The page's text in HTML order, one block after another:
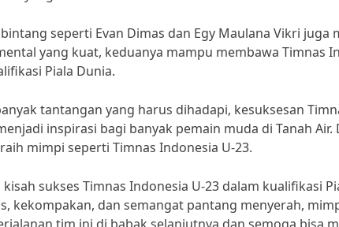
seperti Evan Dimas dan Egy Maulana Vikri juga
yang kuat, keduanya mampu membawa Timnas
Piala Dunia.
tantangan yang harus dihadapi, kesuksesan
inspirasi bagi banyak pemain muda di Tanah
mimpi seperti Timnas Indonesia U-23.
sukses Timnas Indonesia U-23 dalam kualifikasi
kekompakan, dan semangat pantang menyerah,